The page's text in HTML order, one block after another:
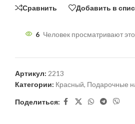
Сравнить Добавить в
6 Человек просматривают
Артикул: 2213
Категории: Красный, Подарочные
Поделиться: